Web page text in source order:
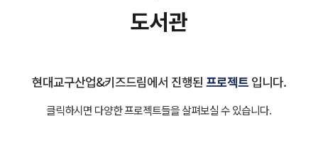
도서관
현대교구산업&키즈드림에서 진행된 프로젝트입니다.
클릭하시면 다양한 프로젝트들을 살펴보실 수 있습니다.